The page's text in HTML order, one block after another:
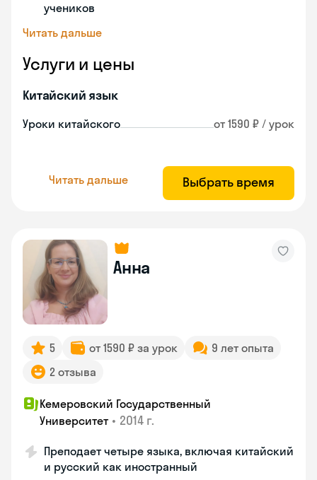
учеников
Читать дальше
Услуги и цены
Китайский язык
Уроки китайского от 1590 ₽ / урок
Читать дальше Выбрать время
Анна
5 от 1590 ₽ за урок
9 лет опыта
2 отзыва
Кемеровский Государственный
Университет • 2014 г.
Преподает четыре языка, включая китайский
и русский как иностранный